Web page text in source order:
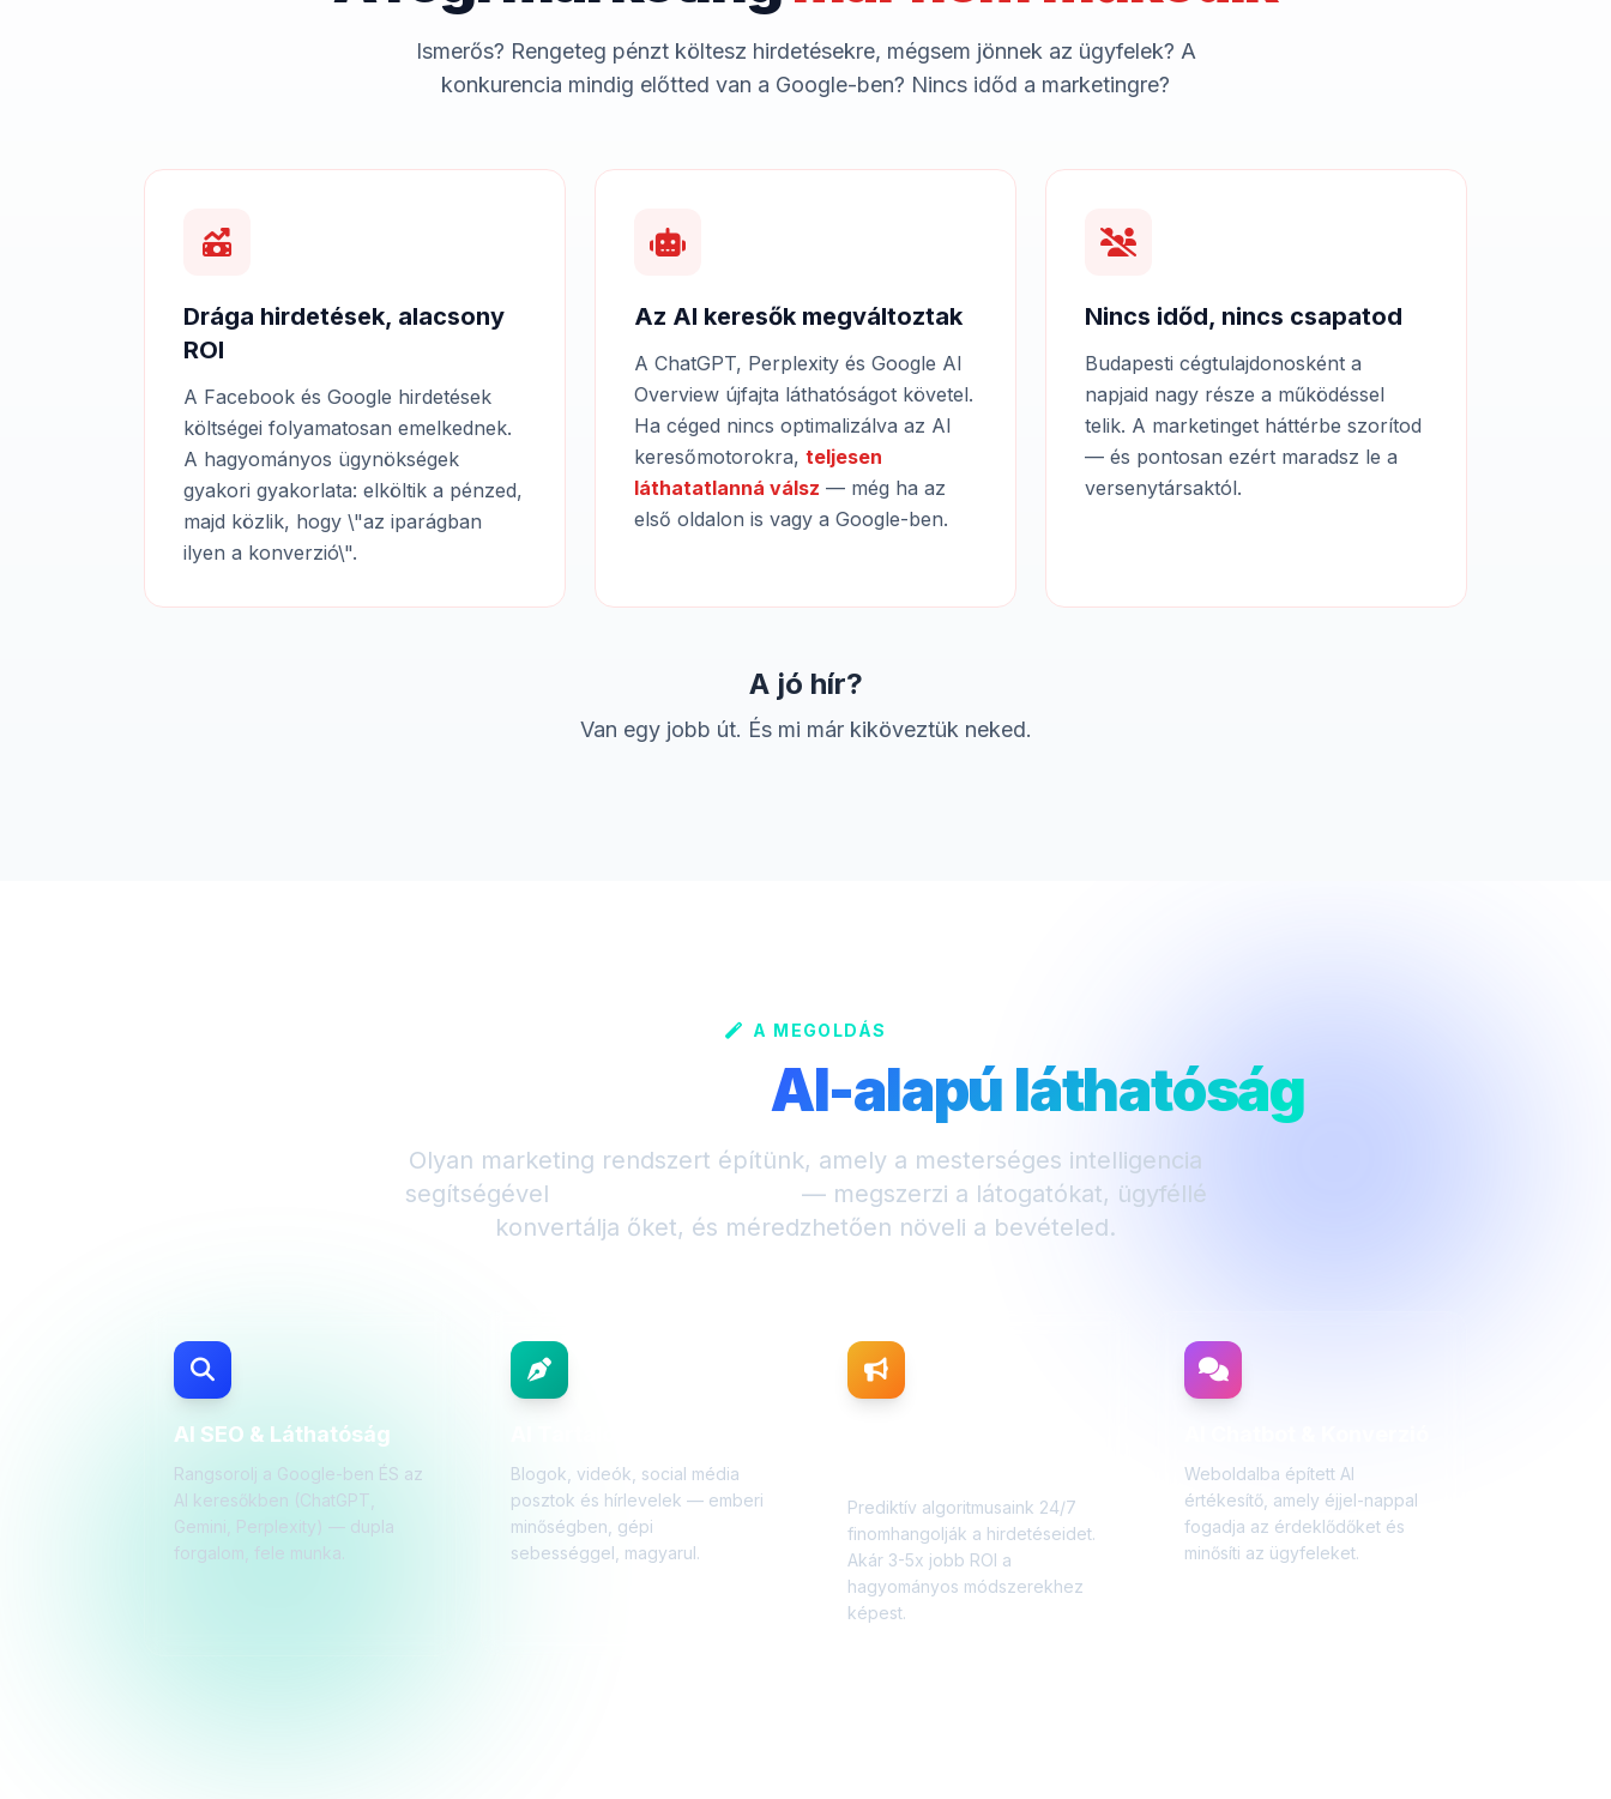
Ismerős? Rengeteg pénzt költesz hirdetésekre, mégsem jönnek az ügyfelek? A
konkurencia mindig előtted van a Google-ben? Nincs időd a marketingre?
Drága hirdetések, alacsony
ROI
A Facebook és Google hirdetések
költségei folyamatosan emelkednek.
A hagyományos ügynökségek
gyakori gyakorlata: elköltik a pénzed,
majd közlik, hogy \"az iparágban
ilyen a konverzió\".
Az AI keresők megváltoztak
A ChatGPT, Perplexity és Google AI
Overview újfajta láthatóságot követel.
Ha céged nincs optimalizálva az AI
keresőmotorokra, teljesen
láthatatlanná válsz — még ha az
első oldalon is vagy a Google-ben.
Nincs időd, nincs csapatod
Budapesti cégtulajdonosként a
napjaid nagy része a működéssel
telik. A marketinget háttérbe szorítod
— és pontosan ezért maradsz le a
versenytársaktól.
A jó hír?
Van egy jobb út. És mi már kiköveztük neked.
A MEGOLDÁS
AI-alapú láthatóság
Olyan marketing rendszert építünk, amely a mesterséges intelligencia
segítségével
— megszerzi a látogatókat, ügyféllé
konvertálja őket, és méredzhetően növeli a bevételed.
AI SEO & Láthatóság
Rangsorolj a Google-ben ÉS az
AI keresőkben (ChatGPT,
Gemini, Perplexity) — dupla
forgalom, fele munka.
Blogok, videók, social média
posztok és hírlevelek — emberi
minőségben, gépi
sebességgel, magyarul.
Prediktív algoritmusaink 24/7
finomhangolják a hirdetéseidet.
Akár 3-5x jobb ROI a
hagyományos módszerekhez
képest.
Weboldalba épített AI
értékesítő, amely éjjel-nappal
fogadja az érdeklődőket és
minősíti az ügyfeleket.